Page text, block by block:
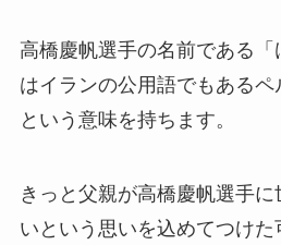
高橋慶帆選手の名前である
はイランの公用語でもあるペ
という意味を持ちます。
きっと父親が高橋慶帆選手
いという思いを込めてつけ